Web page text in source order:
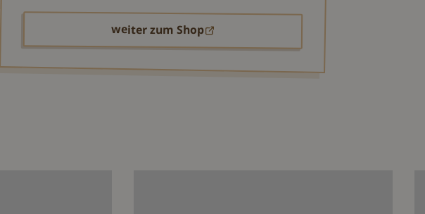
weiter zum Shop